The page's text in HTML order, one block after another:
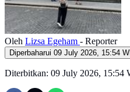
Oleh Lizsa Egeham - Reporter
Diperbaharui 09 July 2026, 15:54
Diterbitkan: 09 July 2026, 15:54